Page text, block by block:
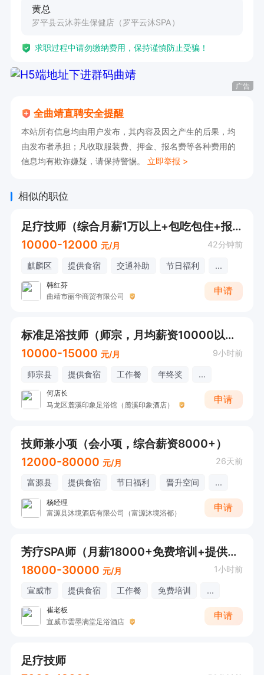
月休三天，提供食宿
黄总
罗平县云沐养生保健店（罗平云沐SPA）
求职过程中请勿缴纳费用，保持谨慎防止受骗！
广告
全曲靖直聘安全提醒
本站所有信息均由用户发布，其内容及因之产生的后果，均
由发布者承担；凡收取服装费、押金、报名费等各种费用的
信息均有欺诈嫌疑，请保持警惕。 立即举报 >
相似的职位
足疗技师（综合月薪1万以上+包吃包住+报销车费）
10000-12000 元/月 42分钟前
麒麟区 提供食宿 交通补助 节日福利 ...
韩红芬
曲靖市丽华商贸有限公司
申请
标准足浴技师（师宗，月均薪资10000以上）
10000-15000 元/月 9小时前
师宗县 提供食宿 工作餐 年终奖 ...
何店长
马龙区麓溪印象足浴馆（麓溪印象酒店）
申请
技师兼小项（会小项，综合薪资8000+）
12000-80000 元/月 26天前
富源县 提供食宿 节日福利 晋升空间 ...
杨经理
富源县沐境酒店有限公司（富源沐境浴都）
申请
芳疗SPA师（月薪18000+免费培训+提供食宿）
18000-30000 元/月 1小时前
宣威市 提供食宿 工作餐 免费培训 ...
崔老板
宣威市雲墨满堂足浴酒店
申请
足疗技师